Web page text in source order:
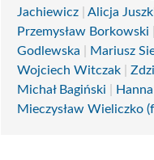
Jachiewicz |Alicja
Przemysław Borkowski
Godlewska
Mariusz
Wojciech Witczak |
Michał Bagiński
Mieczysław Wieliczko